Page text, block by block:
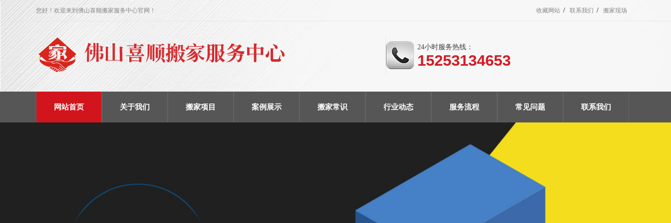
您好！欢迎来到佛山喜顺搬家服务中心官网！ 收藏网站 / 联系我们 / 搬家现场
24小时服务热线：
15253134653
网站首页 关于我们 搬家项目 案例展示 搬家常识 行业动态 服务流程 常见问题 联系我们